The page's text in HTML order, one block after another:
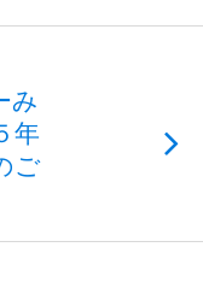
み
年
ご